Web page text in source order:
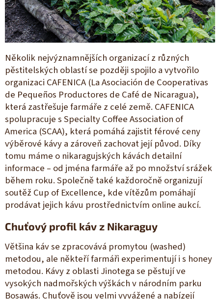
Několik nejvýznamnějších organizací z různých
pěstitelských oblastí se později spojilo a vytvořilo
organizaci CAFENICA (La Asociación de Cooperativas
de Pequeños Productores de Café de Nicaragua),
která zastřešuje farmáře z celé země. CAFENICA
spolupracuje sSpecialty Coffee Association of
America (SCAA), která pomáhá zajistit férové ceny
výběrové kávy a zároveň zachovat její původ. Díky
tomu máme o nikaragujských kávách detailní
informace – od jména farmáře až po množství srážek
během roku. Společně také každoročně organizují
soutěž Cup of Excellence, kde vítězům pomáhají
prodávat jejich kávu prostřednictvím online aukcí.
Chuťový profil káv z Nikaraguy
Většina káv se zpracovává promytou (washed)
metodou, ale někteří farmáři experimentují i s honey
metodou. Kávy z oblasti Jinotega se pěstují ve
vysokých nadmořských výškách v národním parku
Bosawás. Chuťově jsou velmi vyvážené a nabízejí